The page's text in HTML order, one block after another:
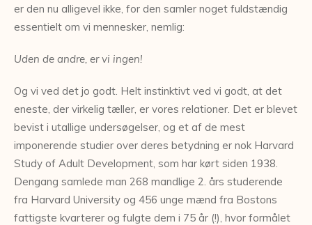
er den nu alligevel ikke, for den samler noget fuldstændig
essentielt om vi mennesker, nemlig:
Uden de andre, er vi ingen!
Og vi ved det jo godt. Helt instinktivt ved vi godt, at det
eneste, der virkelig tæller, er vores relationer. Det er blevet
bevist i utallige undersøgelser, og et af de mest
imponerende studier over deres betydning er nok Harvard
Study of Adult Development, som har kørt siden 1938.
Dengang samlede man 268 mandlige 2. års studerende
fra Harvard University og 456 unge mænd fra Bostons
fattigste kvarterer og fulgte dem i 75 år (!), hvor formålet